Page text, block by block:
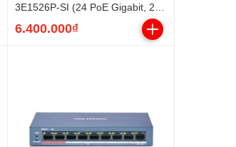
3E1526P-SI (24 PoE Gigabit, 2
6.400.000₫